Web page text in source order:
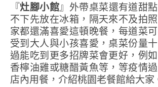
『灶腳小館』外帶桌菜還有道甜
不下先放在冰箱，隔天來不及拍
家都還滿喜愛這頓晚餐，每道菜
受到大人與小孩喜愛，桌菜份量
過能吃到更多招牌菜會更好，例
香檸油雞或糖醋黃魚等，等疫情
店內用餐，介紹桃園老餐館給大家